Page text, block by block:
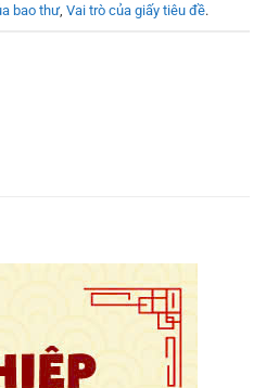
bao thư, Vai trò của giấy tiêu đề.